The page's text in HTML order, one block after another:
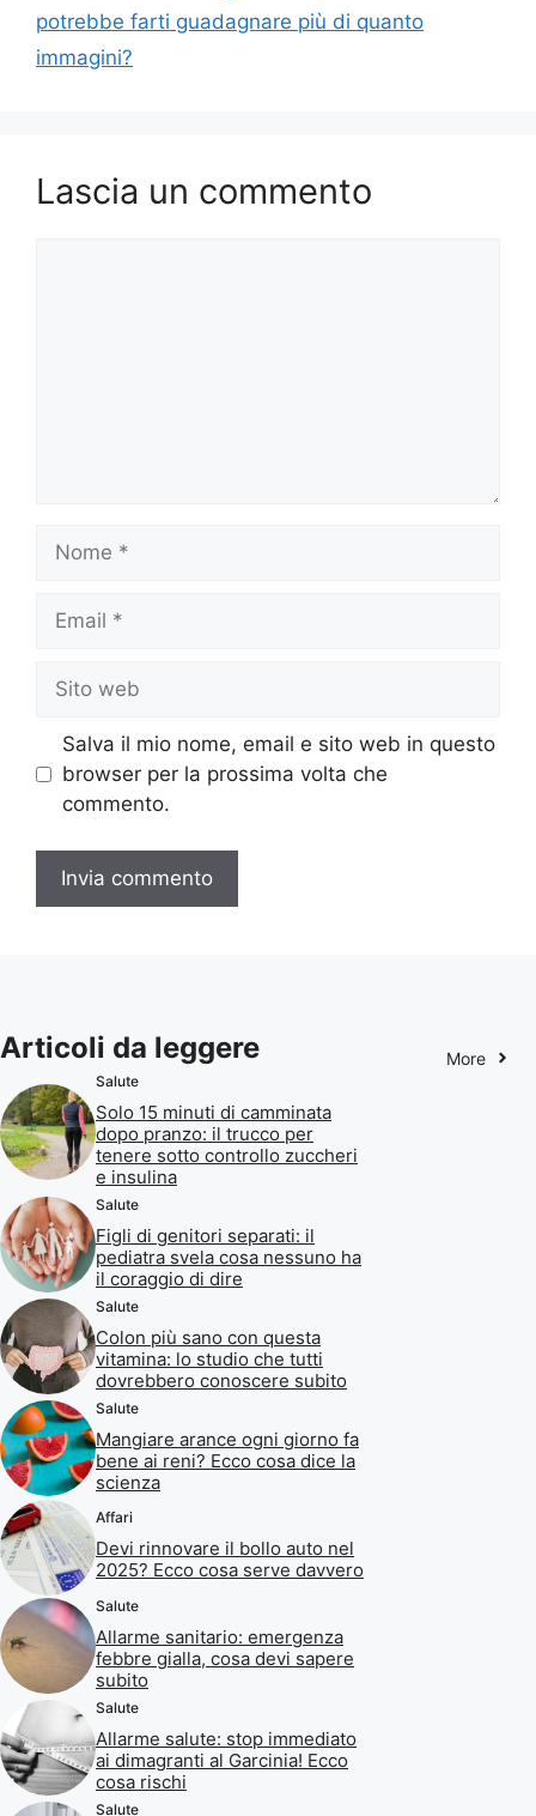
potrebbe farti guadagnare più di quanto
immagini?
Lascia un commento
Nome
Email
Sito
web
Salva il mio nome, email e sito web in questo
browser per la prossima volta che
commento.
Articoli da leggere More
Salute
Solo 15 minuti di camminata
dopo pranzo: il trucco per
tenere sotto controllo zuccheri
e insulina
Salute
Figli di genitori separati: il
pediatra svela cosa nessuno ha
il coraggio di dire
Salute
Colon più sano con questa
vitamina: lo studio che tutti
dovrebbero conoscere subito
Salute
Mangiare arance ogni giorno fa
bene ai reni? Ecco cosa dice la
scienza
Affari
Devi rinnovare il bollo auto nel
2025? Ecco cosa serve davvero
Salute
Allarme sanitario: emergenza
febbre gialla, cosa devi sapere
subito
Salute
Allarme salute: stop immediato
ai dimagranti al Garcinia! Ecco
cosa rischi
Salute